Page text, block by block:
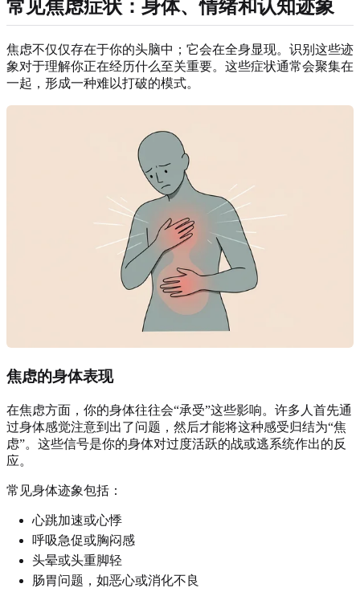
常见焦虑症状：身体、情绪和认知迹象
焦虑不仅仅存在于你的头脑中；它会在全身显现。识别这些迹
象对于理解你正在经历什么至关重要。这些症状通常会聚集在
一起，形成一种难以打破的模式。
焦虑的身体表现
在焦虑方面，你的身体往往会“承受”这些影响。许多人首先通
过身体感觉注意到出了问题，然后才能将这种感受归结为“焦
虑”。这些信号是你的身体对过度活跃的战或逃系统作出的反
应。
常见身体迹象包括：
心跳加速或心悸
呼吸急促或胸闷感
头晕或头重脚轻
肠胃问题，如恶心或消化不良